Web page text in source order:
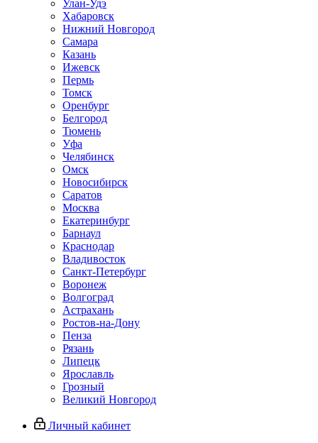
Улан-Удэ
Хабаровск
Нижний Новгород
Самара
Казань
Ижевск
Пермь
Томск
Оренбург
Белгород
Тюмень
Уфа
Челябинск
Омск
Новосибирск
Саратов
Москва
Екатеринбург
Барнаул
Краснодар
Владивосток
Санкт-Петербург
Воронеж
Волгоград
Астрахань
Ростов-на-Дону
Пенза
Рязань
Липецк
Ярославль
Грозный
Великий Новгород
Личный кабинет